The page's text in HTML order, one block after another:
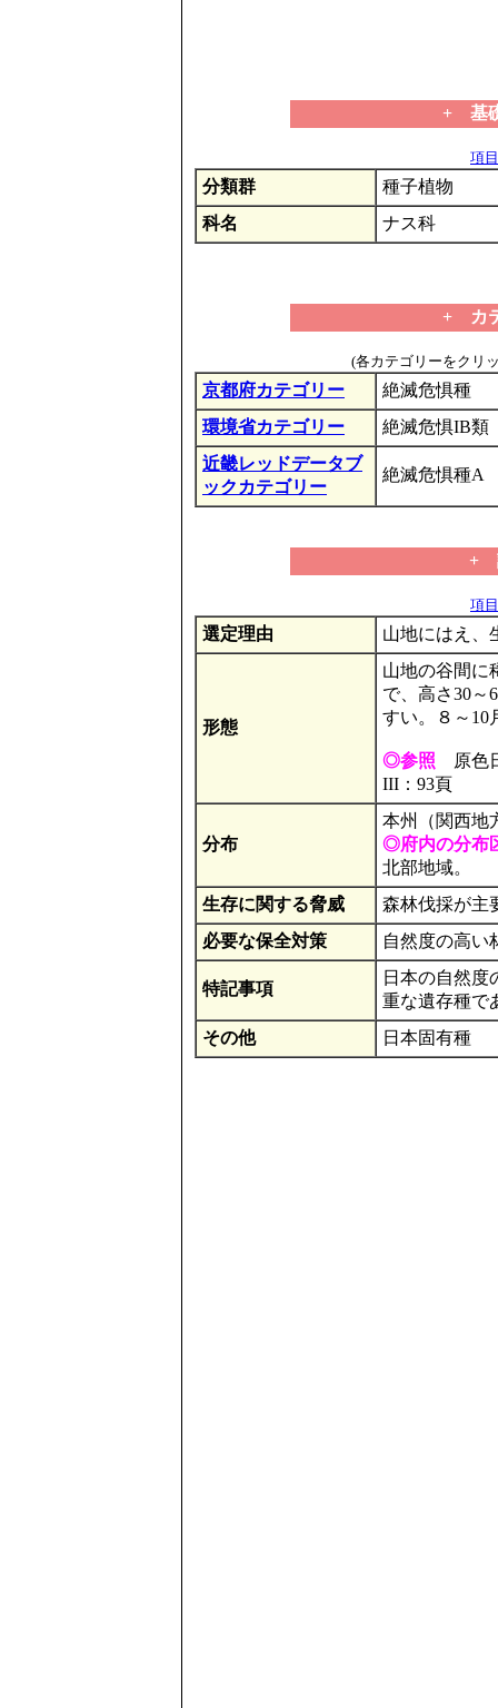
+ 基
項
分類群
種子植物
科名
ナス科
+ カ
(各カテゴリーをクリ
京都府カテゴリー
絶滅危惧種
環境省カテゴリー
絶滅危惧IB類
近畿レッドデータブ
ックカテゴリー
絶滅危惧種A
+
項
選定理由 山地にはえ、
形態
山地の谷間に
で、高さ30～
すい。８～10
◎参照 原色
III：93頁
分布
本州（関西地
◎府内の分布
北部地域。
生存に関する脅威
森林伐採が主
必要な保全対策
自然度の高い
特記事項
日本の自然度
重な遺存種で
その他
日本固有種